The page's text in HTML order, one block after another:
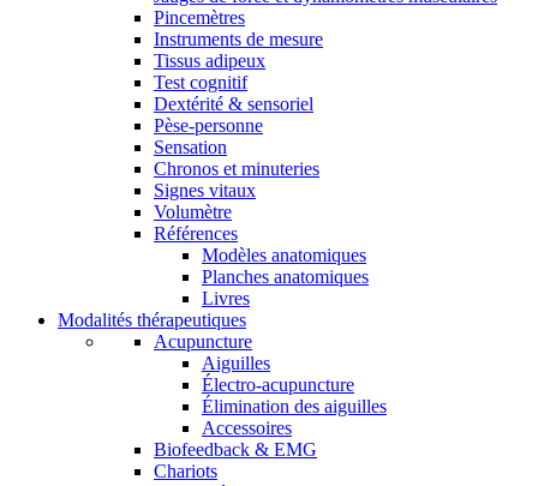
Pincemètres
Instruments de mesure
Tissus adipeux
Test cognitif
Dextérité & sensoriel
Pèse-personne
Sensation
Chronos et minuteries
Signes vitaux
Volumètre
Références
Modèles anatomiques
Planches anatomiques
Livres
Modalités thérapeutiques
Acupuncture
Aiguilles
Électro-acupuncture
Élimination des aiguilles
Accessoires
Biofeedback & EMG
Chariots